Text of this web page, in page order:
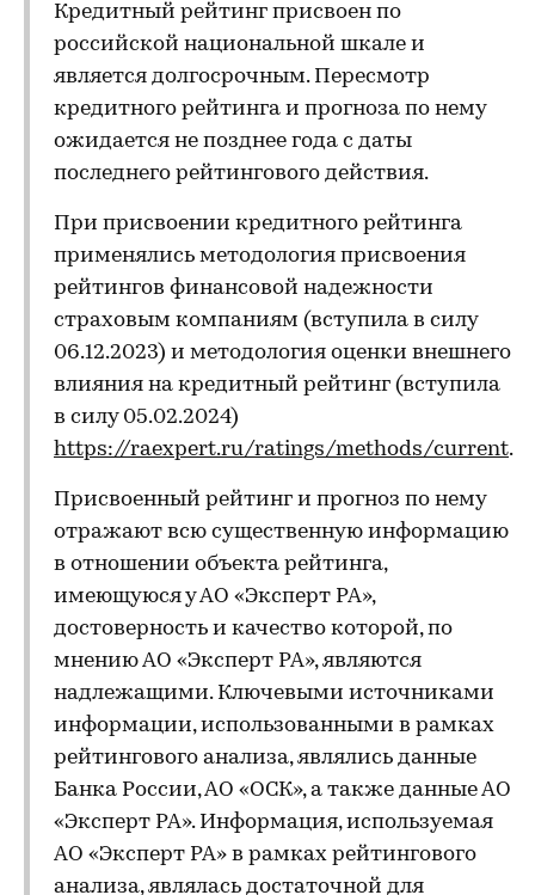
Кредитный рейтинг присвоен по
российской национальной шкале и
является долгосрочным. Пересмотр
кредитного рейтинга и прогноза по нему
ожидается не позднее года с даты
последнего рейтингового действия.
При присвоении кредитного рейтинга
применялись методология присвоения
рейтингов финансовой надежности
страховым компаниям (вступила в силу
06.12.2023) и методология оценки внешнего
влияния на кредитный рейтинг (вступила
в силу 05.02.2024)
https://raexpert.ru/ratings/methods/current.
Присвоенный рейтинг и прогноз по нему
отражают всю существенную информацию
в отношении объекта рейтинга,
имеющуюся у АО «Эксперт РА»,
достоверность и качество которой, по
мнению АО «Эксперт РА», являются
надлежащими. Ключевыми источниками
информации, использованными в рамках
рейтингового анализа, являлись данные
Банка России, АО «ОСК», а также данные АО
«Эксперт РА». Информация, используемая
АО «Эксперт РА» в рамках рейтингового
анализа, являлась достаточной для